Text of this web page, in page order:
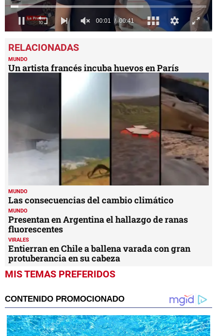
seconds
of
41
seconds
MUNDO
Un artista francés incuba huevos en París
MUNDO
Las consecuencias del cambio climático
MUNDO
Presentan en Argentina el hallazgo de ranas
fluorescentes
VIRALES
Entierran en Chile a ballena varada con gran
protuberancia en su cabeza
MIS TEMAS PREFERIDOS